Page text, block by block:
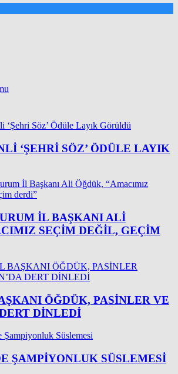
‘ŞEHRI SÖZ’ ÖDÜLE LAYIK
İL BAŞKANI ALI
SEÇIM DEĞIL, GEÇIM
ÖĞDÜK, PASİNLER VE
DİNLEDİ
ŞAMPIYONLUK SÜSLEMESI